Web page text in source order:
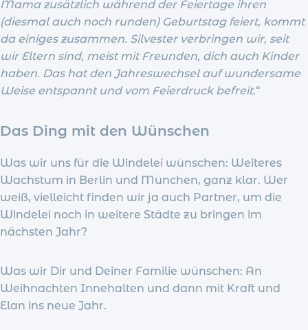
Mama zusätzlich während der Feiertage ihren
(diesmal auch noch runden) Geburtstag feiert, kommt
da einiges zusammen. Silvester verbringen wir, seit
wir Eltern sind, meist mit Freunden, dich auch Kinder
haben. Das hat den Jahreswechsel auf wundersame
Weise entspannt und vom Feierdruck befreit.“
Das Ding mit den Wünschen
Was wir uns für die Windelei wünschen: Weiteres
Wachstum in Berlin und München, ganz klar. Wer
weiß, vielleicht finden wir ja auch Partner, um die
Windelei noch in weitere Städte zu bringen im
nächsten Jahr?
Was wir Dir und Deiner Familie wünschen: An
Weihnachten Innehalten und dann mit Kraft und
Elan ins neue Jahr.